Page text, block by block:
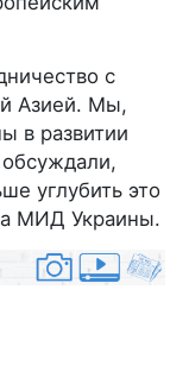
с
Азией. Мы,
в развитии
углубить это
МИД Украины.